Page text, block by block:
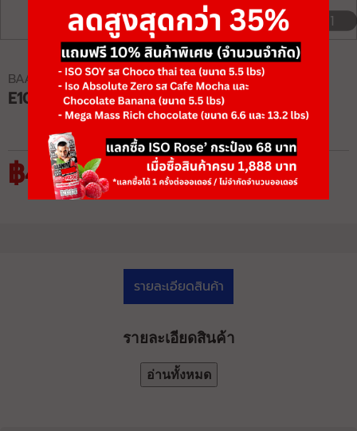
1/1
BAAMXERCORE
E1035B PULL DOWN
฿45,500 ฿70,000
รายละเอียดสินค้า
รายละเอียดสินค้า
อ่านทั้งหมด